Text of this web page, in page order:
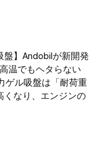
盤】Andobilが新開発
温でもヘタらない
ゲル吸盤は「耐荷重
くなり、エンジンの
せん。また、真夏
シートで、多少凹
きます。更に、例